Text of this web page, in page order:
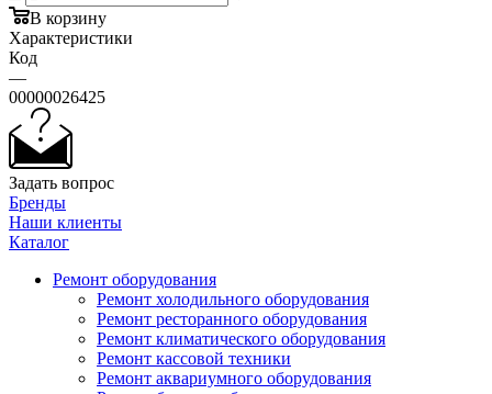
В корзину
Характеристики
Код
—
00000026425
Задать вопрос
Бренды
Наши клиенты
Каталог
Ремонт оборудования
Ремонт холодильного оборудования
Ремонт ресторанного оборудования
Ремонт климатического оборудования
Ремонт кассовой техники
Ремонт аквариумного оборудования